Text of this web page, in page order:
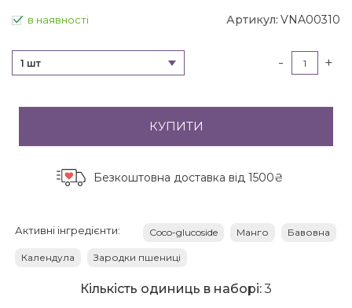
в наявності Артикул: VNA00310
1 шт - +
КУПИТИ
Безкоштовна доставка від 1500₴
Активні інгредієнти: Coco-glucoside Манго Бавовна
Календула Зародки пшениці
Кількість одиниць в наборі:3